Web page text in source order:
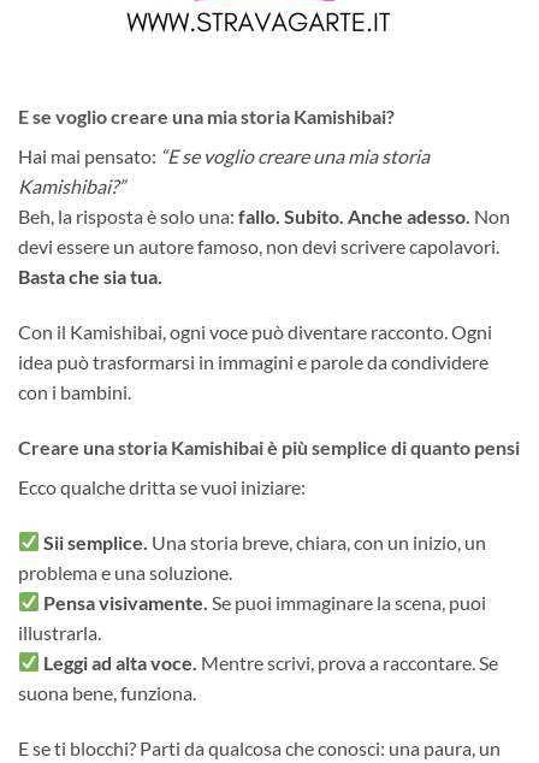
E se voglio creare una mia storia Kamishibai?
Hai mai pensato: “E se voglio creare una mia storia
Kamishibai?”
Beh, la risposta è solo una: fallo. Subito. Anche adesso. Non
devi essere un autore famoso, non devi scrivere capolavori.
Basta che sia tua.
Con il Kamishibai, ogni voce può diventare racconto. Ogni
idea può trasformarsi in immagini e parole da condividere
con i bambini.
Creare una storia Kamishibai è più semplice di quanto pensi
Ecco qualche dritta se vuoi iniziare:
Sii semplice. Una storia breve, chiara, con un inizio, un
problema e una soluzione.
Pensa visivamente. Se puoi immaginare la scena, puoi
illustrarla.
Leggi ad alta voce. Mentre scrivi, prova a raccontare. Se
suona bene, funziona.
E se ti blocchi? Parti da qualcosa che conosci: una paura, un